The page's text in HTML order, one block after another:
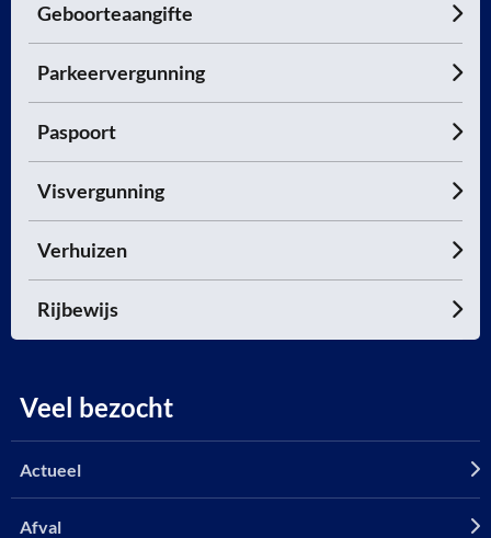
Geboorteaangifte
Parkeervergunning
Paspoort
Visvergunning
Verhuizen
Rijbewijs
Veel bezocht
Actueel
Afval